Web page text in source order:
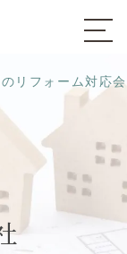
リフォーム対応